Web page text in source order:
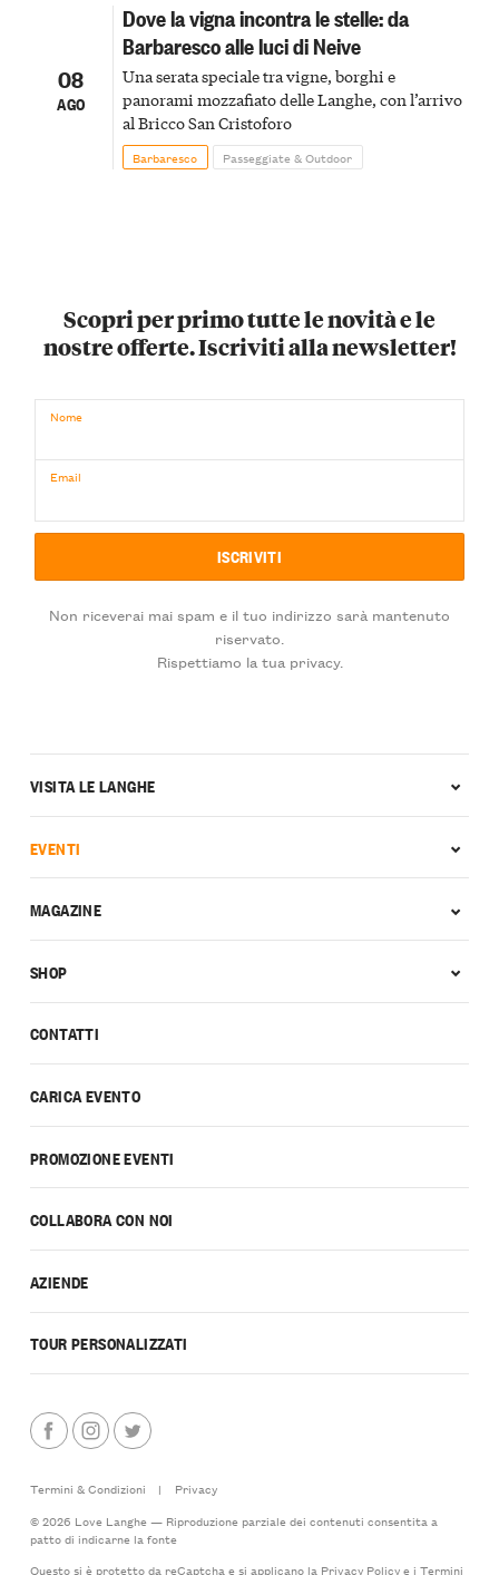
08
AGO
Dove la vigna incontra le stelle: da
Barbaresco alle luci di Neive
Una serata speciale tra vigne, borghi e
panorami mozzafiato delle Langhe, con l’arrivo
al Bricco San Cristoforo
Barbaresco Passeggiate & Outdoor
Scopri per primo tutte le novità e le
nostre offerte. Iscriviti alla newsletter!
Nome
Email
Non riceverai mai spam e il tuo indirizzo sarà mantenuto
riservato.
Rispettiamo la tua privacy.
CONTATTI
CARICA EVENTO
PROMOZIONE EVENTI
COLLABORA CON NOI
AZIENDE
TOUR PERSONALIZZATI
VISITA LE LANGHE
EVENTI
MAGAZINE
SHOP
Termini & Condizioni |
Privacy
© 2026 Love Langhe — Riproduzione parziale dei contenuti consentita a
patto di indicarne la fonte
Questo si è protetto da reCaptcha e si applicano la Privacy Policye i Termini